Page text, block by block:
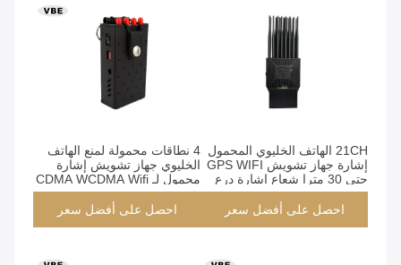
21CH الهاتف الخليوي المحمول
إشارة جهاز تشويش GPS WIFI
حتى 30 مترا شعاع إشارة درع
احصل على أفضل سعر
4 نطاقات محمولة لمنع الهاتف
الخليوي جهاز تشويش إشارة
محمول لـ CDMA WCDMA Wifi
احصل على أفضل سعر